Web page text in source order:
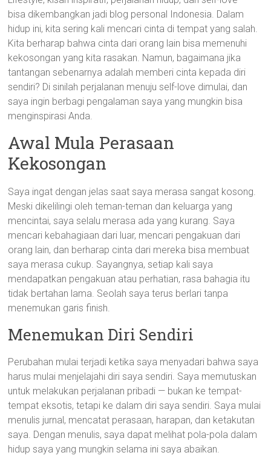
bisa dikembangkan jadi blog personal Indonesia. Dalam
hidup ini, kita sering kali mencari cinta di tempat yang salah.
Kita berharap bahwa cinta dari orang lain bisa memenuhi
kekosongan yang kita rasakan. Namun, bagaimana jika
tantangan sebenarnya adalah memberi cinta kepada diri
sendiri? Di sinilah perjalanan menuju self-love dimulai, dan
saya ingin berbagi pengalaman saya yang mungkin bisa
menginspirasi Anda.
Awal Mula Perasaan
Kekosongan
Saya ingat dengan jelas saat saya merasa sangat kosong.
Meski dikelilingi oleh teman-teman dan keluarga yang
mencintai, saya selalu merasa ada yang kurang. Saya
mencari kebahagiaan dari luar, mencari pengakuan dari
orang lain, dan berharap cinta dari mereka bisa membuat
saya merasa cukup. Sayangnya, setiap kali saya
mendapatkan pengakuan atau perhatian, rasa bahagia itu
tidak bertahan lama. Seolah saya terus berlari tanpa
menemukan garis finish.
Menemukan Diri Sendiri
Perubahan mulai terjadi ketika saya menyadari bahwa saya
harus mulai menjelajahi diri saya sendiri. Saya memutuskan
untuk melakukan perjalanan pribadi — bukan ke tempat-
tempat eksotis, tetapi ke dalam diri saya sendiri. Saya mulai
menulis jurnal, mencatat perasaan, harapan, dan ketakutan
saya. Dengan menulis, saya dapat melihat pola-pola dalam
hidup saya yang mungkin selama ini saya abaikan.